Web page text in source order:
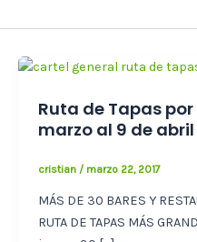
Ruta de Tapas
marzo al 9 de abril
cristian / marzo 22, 2017
MÁS DE 30 BARES Y
RUTA DE TAPAS MÁS